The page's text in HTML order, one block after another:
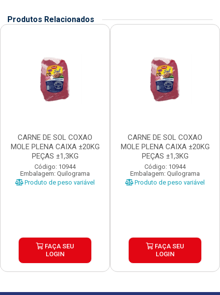
Produtos Relacionados
CARNE DE SOL COXAO
MOLE PLENA CAIXA ±20KG
PEÇAS ±1,3KG
Código: 10944
Embalagem: Quilograma
Produto de peso variável
FAÇA SEU
LOGIN
CARNE DE SOL COXAO
MOLE PLENA CAIXA ±20KG
PEÇAS ±1,3KG
Código: 10944
Embalagem: Quilograma
Produto de peso variável
FAÇA SEU
LOGIN